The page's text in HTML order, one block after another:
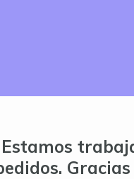
Estamos